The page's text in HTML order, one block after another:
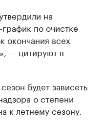
на
по очистке
окончания всех
— цитируют в
будет зависеть
о степени
к летнему сезону.